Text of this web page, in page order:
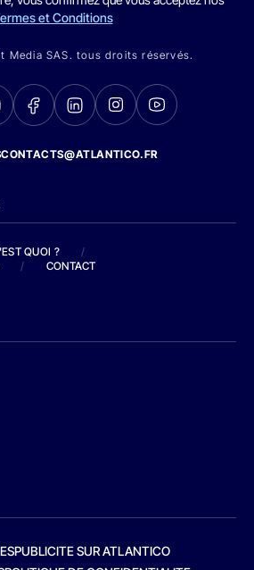
et Conditions
Media SAS. tous droits réservés.
QUOI ?
/
/ CONTACT
PUBLICITE SUR ATLANTICO